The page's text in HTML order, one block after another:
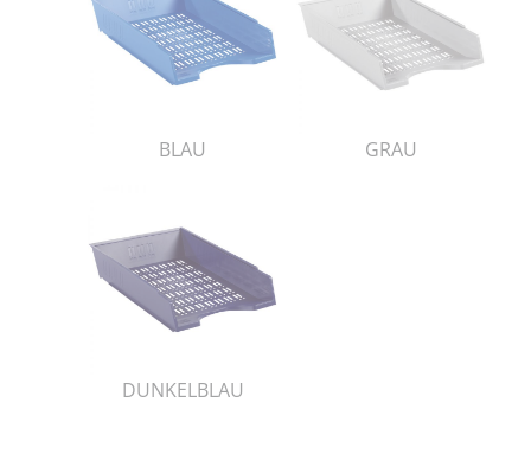
BLAU GRAU
DUNKELBLAU